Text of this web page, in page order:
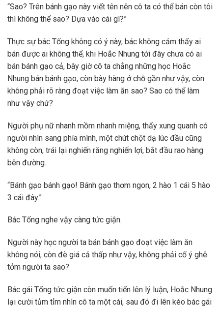
“Sao? Trên bánh gạo này viết tên nên cô ta có thể bán còn tôi
thì không thể sao? Dựa vào cái gì?”
Thực sự bác Tống không có ý này, bác không cảm thấy ai
bán được ai không thể, khi Hoắc Nhung tới đây chưa có ai
bán bánh gạo cả, bây giờ cô ta chẳng những học Hoắc
Nhung bán bánh gạo, còn bày hàng ở chỗ gần như vậy, còn
không phải rõ ràng đoạt việc làm ăn sao? Sao có thể làm
như vậy chứ?
Người phụ nữ nhanh mồm nhanh miệng, thấy xung quanh có
người nhìn sang phía mình, một chút chột dạ lúc đầu cũng
không còn, trái lại nghiến răng nghiến lợi, bắt đầu rao hàng
bên đường.
“Bánh gạo bánh gạo! Bánh gạo thơm ngon, 2 hào 1 cái 5 hào
3 cái đây.”
Bác Tống nghe vậy càng tức giận.
Người này học người ta bán bánh gạo đoạt việc làm ăn
không nói, còn đè giá cả thấp như vậy, không phải cố ý ghê
tởm người ta sao?
Bác gái Tống tức giận còn muốn tiến lên lý luận, Hoắc Nhung
lại cười tủm tỉm nhìn cô ta một cái, sau đó đi lên kéo bác gái